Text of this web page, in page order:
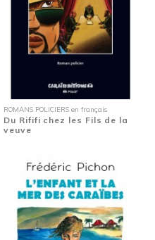
ROMANS POLICIERS en français
Du Rififi chez les Fils de la
veuve